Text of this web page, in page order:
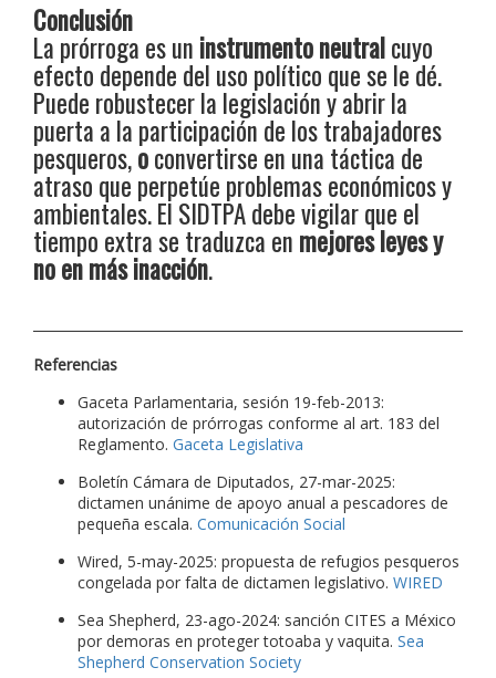
Conclusión
La prórroga es un instrumento neutralcuyo
efecto depende del uso político que se le dé.
Puede robustecer la legislación y abrir la
puerta a la participación de los trabajadores
pesqueros,oconvertirse en una táctica de
atraso que perpetúe problemas económicos y
ambientales. El SIDTPA debe vigilar que el
tiempo extra se traduzca en mejores leyes y
no en más inacción.
Referencias
Gaceta Parlamentaria, sesión 19-feb-2013:
autorización de prórrogas conforme al art. 183 del
Reglamento. Gaceta Legislativa
Boletín Cámara de Diputados, 27-mar-2025:
dictamen unánime de apoyo anual a pescadores de
pequeña escala. Comunicación Social
Wired, 5-may-2025: propuesta de refugios pesqueros
congelada por falta de dictamen legislativo. WIRED
Sea Shepherd, 23-ago-2024: sanción CITES a México
por demoras en proteger totoaba y vaquita. Sea
Shepherd Conservation Society